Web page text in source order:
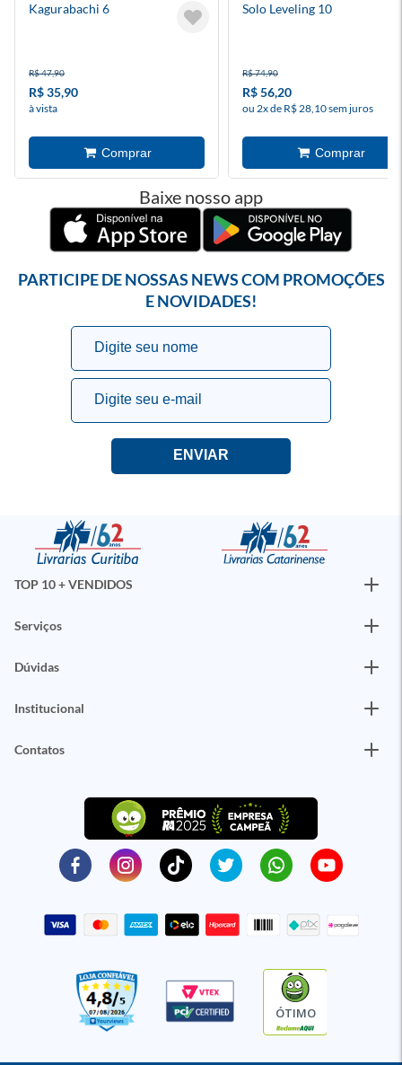
Kagurabachi 6
R$ 47,90
R$ 35,90
à vista
Solo Leveling 10
R$ 74,90
R$ 56,20
ou 2x de R$ 28,10 sem juros
Baixe nosso app
PARTICIPE DE NOSSAS NEWS COM PROMOÇÕES
E NOVIDADES!
TOP 10 + VENDIDOS
Serviços
Dúvidas
Institucional
Contatos
ÓTIMO